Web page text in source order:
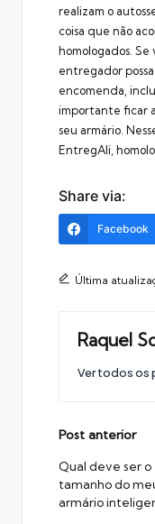
realizam o
coisa que não
homologados.
entregador
encomenda,
importante ficar
seu armário.
EntregAli,
Share via:
Facebook
Última
Raquel
Ver todos os
Post
Post anterior
Qual deve ser o
tamanho do
armário